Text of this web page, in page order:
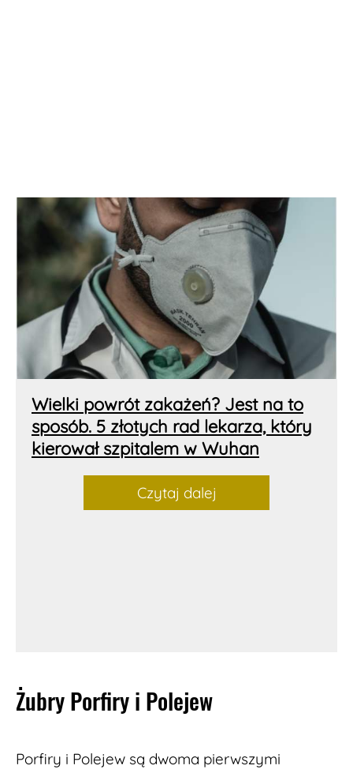
Wielki powrót zakażeń? Jest na to
sposób. 5 złotych rad lekarza, który
kierował szpitalem w Wuhan
Czytaj dalej
Żubry Porfiry i Polejew
Porfiry i Polejew są dwoma pierwszymi